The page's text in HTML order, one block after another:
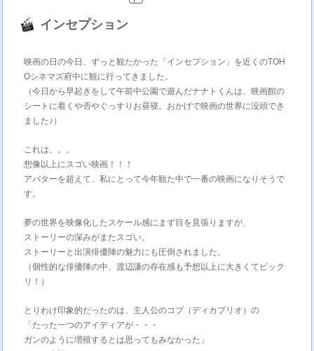
インセプション
映画の日の今日、ずっと観たかった「インセプション」を近くのTOH
Oシネマズ府中に観に行ってきました。
（今日から早起きをして午前中公園で遊んだナナトくんは、映画館の
シートに着くや否やぐっすりお昼寝。おかげで映画の世界に没頭でき
ました♪）
これは。。。
想像以上にスゴい映画！！！
アバターを超えて、私にとって今年観た中で一番の映画になりそうで
す。
夢の世界を映像化したスケール感にまず目を見張りますが、
ストーリーの深みがまたスゴい。
ストーリーと出演俳優陣の魅力にも圧倒されました。
（個性的な俳優陣の中、渡辺謙の存在感も予想以上に大きくてビック
リ！）
とりわけ印象的だったのは、主人公のコブ（ディカプリオ）の
「たった一つのアイディアが・・・
ガンのように増殖するとは思ってもみなかった」